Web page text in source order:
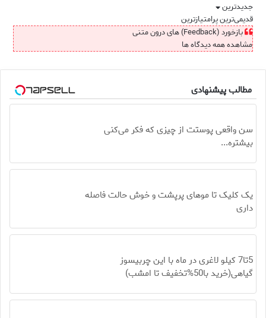
جدیدترین
قدیمی‌ترینپرامتیازترین
بازخورد (Feedback) های درون متنی
مشاهده همه دیدگاه ها
مطالب پیشنهادی
سن واقعی پوستت از چیزی که فکر می‌کنی
بیشتره...
یک کلیک تا موهای پرپشت و خوش حالت فاصله
داری
5تا7 کیلو لاغری در ماه با این چربیسوز
گیاهی(خرید با50%تخفیف تا امشب)